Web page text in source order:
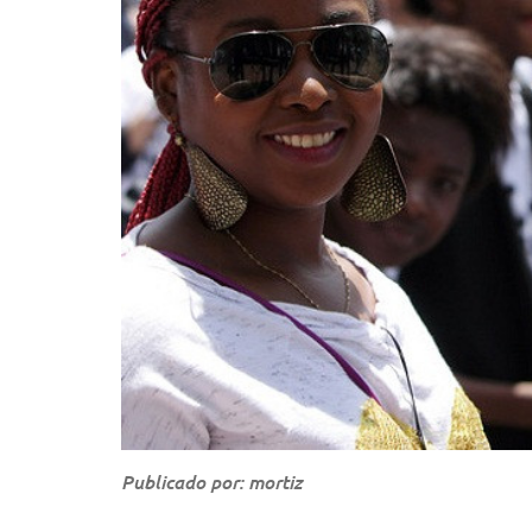
Publicado por: mortiz